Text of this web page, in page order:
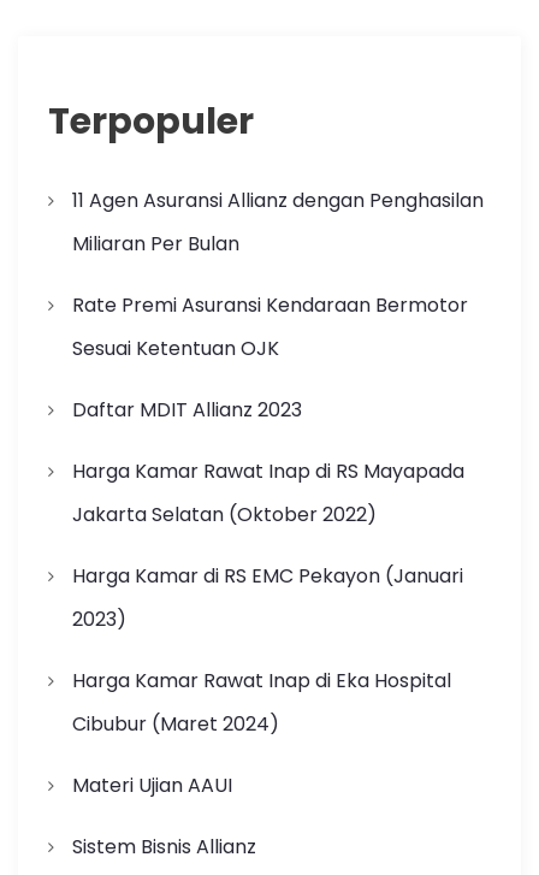
Terpopuler
11 Agen Asuransi Allianz dengan Penghasilan
Miliaran Per Bulan
Rate Premi Asuransi Kendaraan Bermotor
Sesuai Ketentuan OJK
Daftar MDIT Allianz 2023
Harga Kamar Rawat Inap di RS Mayapada
Jakarta Selatan (Oktober 2022)
Harga Kamar di RS EMC Pekayon (Januari
2023)
Harga Kamar Rawat Inap di Eka Hospital
Cibubur (Maret 2024)
Materi Ujian AAUI
Sistem Bisnis Allianz